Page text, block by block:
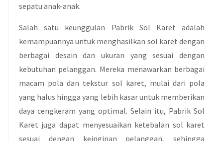
sepatu anak-anak.
Salah satu keunggulan Pabrik Sol Karet adalah
kemampuannya untuk menghasilkan sol karet dengan
berbagai desain dan ukuran yang sesuai dengan
kebutuhan pelanggan. Mereka menawarkan berbagai
macam pola dan tekstur sol karet, mulai dari pola
yang halus hingga yang lebih kasar untuk memberikan
daya cengkeram yang optimal. Selain itu, Pabrik Sol
Karet juga dapat menyesuaikan ketebalan sol karet
sesuai dengan keinginan pelanggan, sehingga